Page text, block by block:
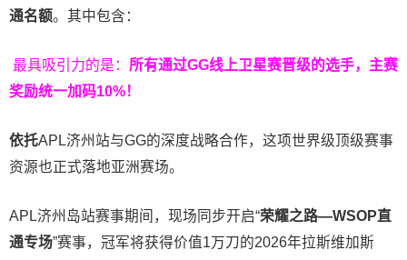
通名额。其中包含：
最具吸引力的是： 所有通过GG线上卫星赛晋级的选手，主赛
奖励统一加码10%！
依托APL济州站与GG的深度战略合作，这项世界级顶级赛事
资源也正式落地亚洲赛场。
APL济州岛站赛事期间，现场同步开启“荣耀之路—WSOP直
通专场”赛事，冠军将获得价值1万刀的2026年拉斯维加斯